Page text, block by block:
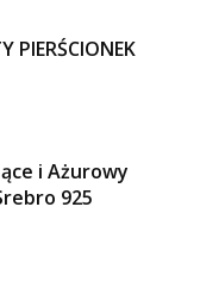
PIERŚCIONEK
i Ażurowy
925